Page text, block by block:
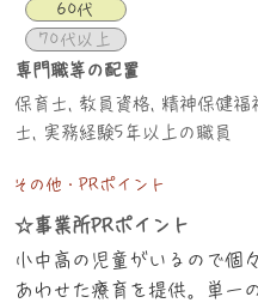
60代
70代以上
専門職等の配置
保育士, 教員資格, 精神保健福
士, 実務経験5年以上の職員
その他・PRポイント
☆事業所PRポイント
小中高の児童がいるので個
あわせた療育を提供。単一